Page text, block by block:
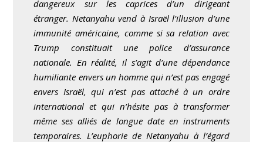
dangereux sur les caprices d’un dirigeant
étranger. Netanyahu vend à Israël l’illusion d’une
immunité américaine, comme si sa relation avec
Trump constituait une police d’assurance
nationale. En réalité, il s’agit d’une dépendance
humiliante envers un homme qui n’est pas engagé
envers Israël, qui n’est pas attaché à un ordre
international et qui n’hésite pas à transformer
même ses alliés de longue date en instruments
temporaires. L’euphorie de Netanyahu à l’égard